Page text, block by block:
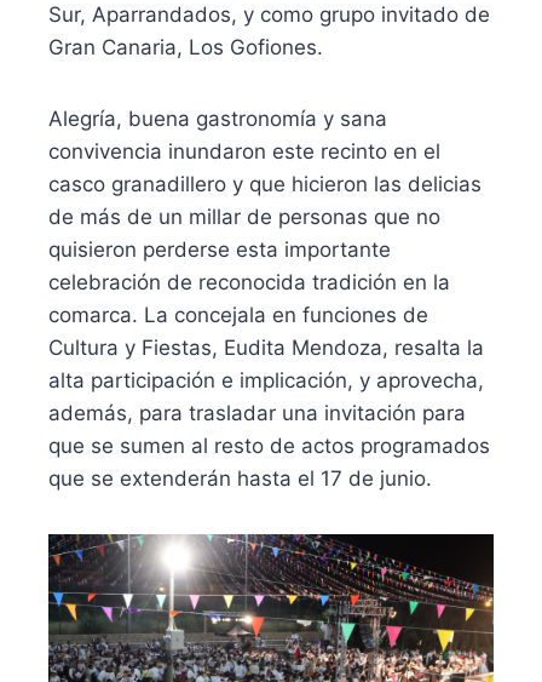
Sur, Aparrandados, y como grupo invitado de
Gran Canaria, Los Gofiones.
Alegría, buena gastronomía y sana
convivencia inundaron este recinto en el
casco granadillero y que hicieron las delicias
de más de un millar de personas que no
quisieron perderse esta importante
celebración de reconocida tradición en la
comarca. La concejala en funciones de
Cultura y Fiestas, Eudita Mendoza, resalta la
alta participación e implicación, y aprovecha,
además, para trasladar una invitación para
que se sumen al resto de actos programados
que se extenderán hasta el 17 de junio.